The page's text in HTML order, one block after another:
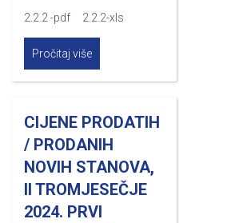
2.2.2 -pdf 2.2.2-xls
Pročitaj više
CIJENE PRODATIH
/ PRODANIH
NOVIH STANOVA,
II TROMJESEČJE
2024. PRVI